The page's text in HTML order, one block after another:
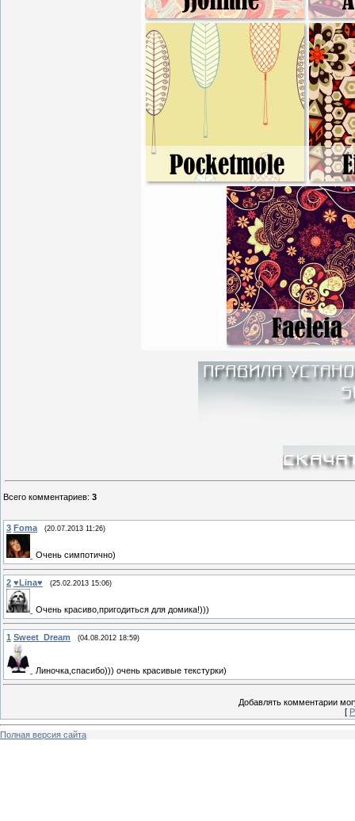
Всего комментариев: 3
3 Foma (20.07.2013 11:26)
Очень симпотично)
2 ♥Lina♥ (25.02.2013 15:06)
Очень красиво,пригодиться для домика!)))
1 Sweet_Dream (04.08.2012 18:59)
Линочка,спасибо))) очень красивые текстурки)
Добавлять комментарии
[
Полная версия сайта